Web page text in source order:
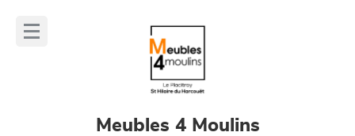
Meubles 4 Moulins